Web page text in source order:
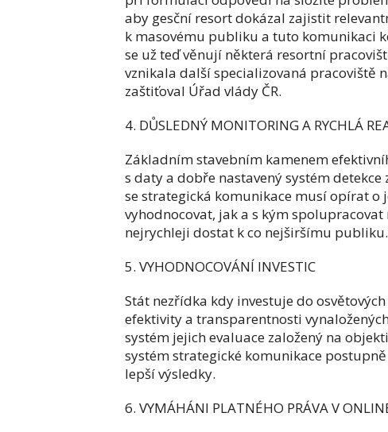
aby gesční resort dokázal zajistit
k masovému publiku a tuto komunikaci
se už teď věnují některá resortní
vznikala další specializovaná pracoviště
zaštiťoval Úřad vlády ČR.
4. DŮSLEDNÝ MONITORING A RYCHLÁ
Základním stavebním kamenem
s daty a dobře nastavený systém
se strategická komunikace musí opírat
vyhodnocovat, jak a s kým
nejrychleji dostat k co nejširšímu publiku.
5. VYHODNOCOVÁNÍ INVESTIC
Stát nezřídka kdy investuje do
efektivity a transparentnosti
systém jejich evaluace založený na
systém strategické komunikace
lepší výsledky.
6. VYMÁHÁNI PLATNÉHO PRÁVA V